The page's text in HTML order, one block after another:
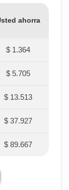
ahorra
$ 1.364
$ 5.705
$ 13.513
$ 37.927
$ 89.667